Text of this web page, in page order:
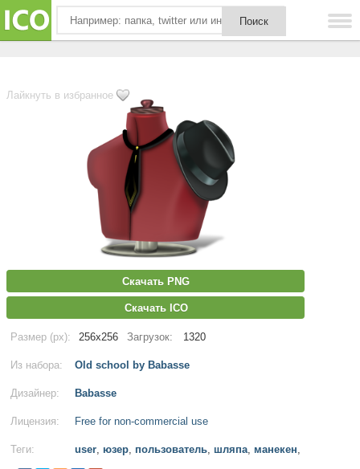
Лайкнуть в избранное
Скачать PNG
Скачать ICO
Размер (px): 256x256 Загрузок: 1320
Из набора: Old school by Babasse
Дизайнер: Babasse
Лицензия: Free for non-commercial use
Теги: user, юзер, пользователь, шляпа, манекен,